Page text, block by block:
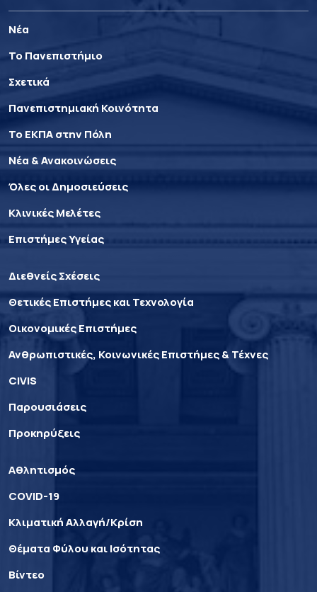
Νέα
Το Πανεπιστήμιο
Σχετικά
Πανεπιστημιακή Κοινότητα
Το ΕΚΠΑ στην Πόλη
Νέα & Ανακοινώσεις
Όλες οι Δημοσιεύσεις
Κλινικές Μελέτες
Επιστήμες Υγείας
Διεθνείς Σχέσεις
Θετικές Επιστήμες και Τεχνολογία
Οικονομικές Επιστήμες
Ανθρωπιστικές, Κοινωνικές Επιστήμες & Τέχνες
CIVIS
Παρουσιάσεις
Προκηρύξεις
Αθλητισμός
COVID-19
Κλιματική Αλλαγή/Κρίση
Θέματα Φύλου και Ισότητας
Βίντεο